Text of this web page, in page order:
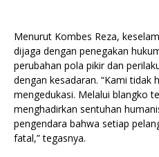
Menurut Kombes Reza,
dijaga dengan penegakan
perubahan pola pikir dan
dengan kesadaran. “Kami tidak
mengedukasi. Melalui blangko
menghadirkan sentuhan
pengendara bahwa setiap
fatal,” tegasnya.